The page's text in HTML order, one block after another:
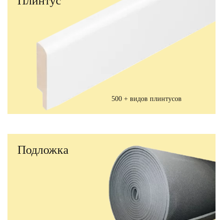
500 + видов плинтусов
Подложка